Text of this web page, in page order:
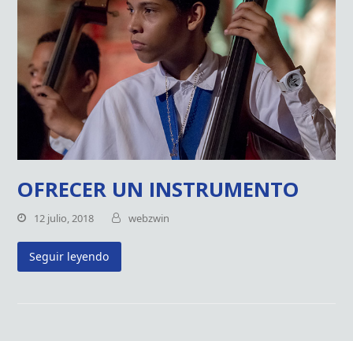
OFRECER UN INSTRUMENTO
12 julio, 2018 webzwin
Seguir leyendo